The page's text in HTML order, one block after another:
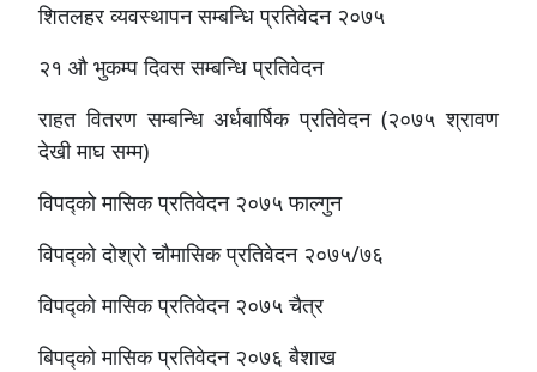
शितलहर व्यवस्थापन सम्बन्धि प्रतिवेदन २०७५
२१ औ भुकम्प दिवस सम्बन्धि प्रतिवेदन
राहत वितरण सम्बन्धि अर्धबार्षिक प्रतिवेदन (२०७५ श्रावण
देखी माघ सम्म)
विपद्को मासिक प्रतिवेदन २०७५ फाल्गुन
विपद्को दोश्रो चौमासिक प्रतिवेदन २०७५/७६
विपद्को मासिक प्रतिवेदन २०७५ चैत्र
बिपद्को मासिक प्रतिवेदन २०७६ बैशाख